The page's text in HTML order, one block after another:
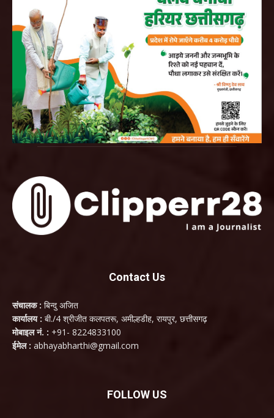
Contact Us
संचालक : बिन्दु अजित
कार्यालय : बी./4 श्रीजीत कलपतरू, अमील्हडीह, रायपुर, छत्तीसगढ़
मोबाइल नं. : +91- 8224833100
ईमेल : abhayabharthi@gmail.com
FOLLOW US